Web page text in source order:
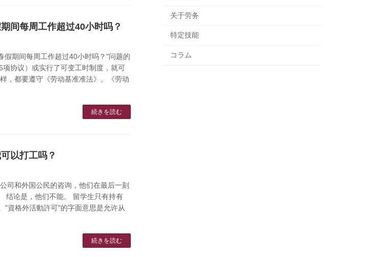
间每周工作超过40小时吗？
假期间每周工作超过40小时吗？"问题的
协议）或实行了可变工时制度，就可
，都要遵守《劳动基准准法》。《劳动
続きを読む
以打工吗？
司和外国公民的咨询，他们在最后一刻
结论是，他们不能。 留学生只有持有
"資格外活動許可"的字面意思是允许从
続きを読む
关于劳务
特定技能
コラム